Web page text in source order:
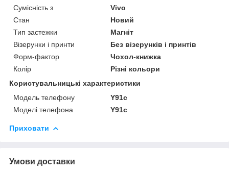
Сумісність з
Vivo
Стан
Новий
Тип застежки
Магніт
Візерунки і принти
Без візерунків і принтів
Форм-фактор
Чохол-книжка
Колір
Різні кольори
Користувальницькі характеристики
Модель телефону
Y91c
Моделі телефона
Y91c
Приховати
Умови доставки